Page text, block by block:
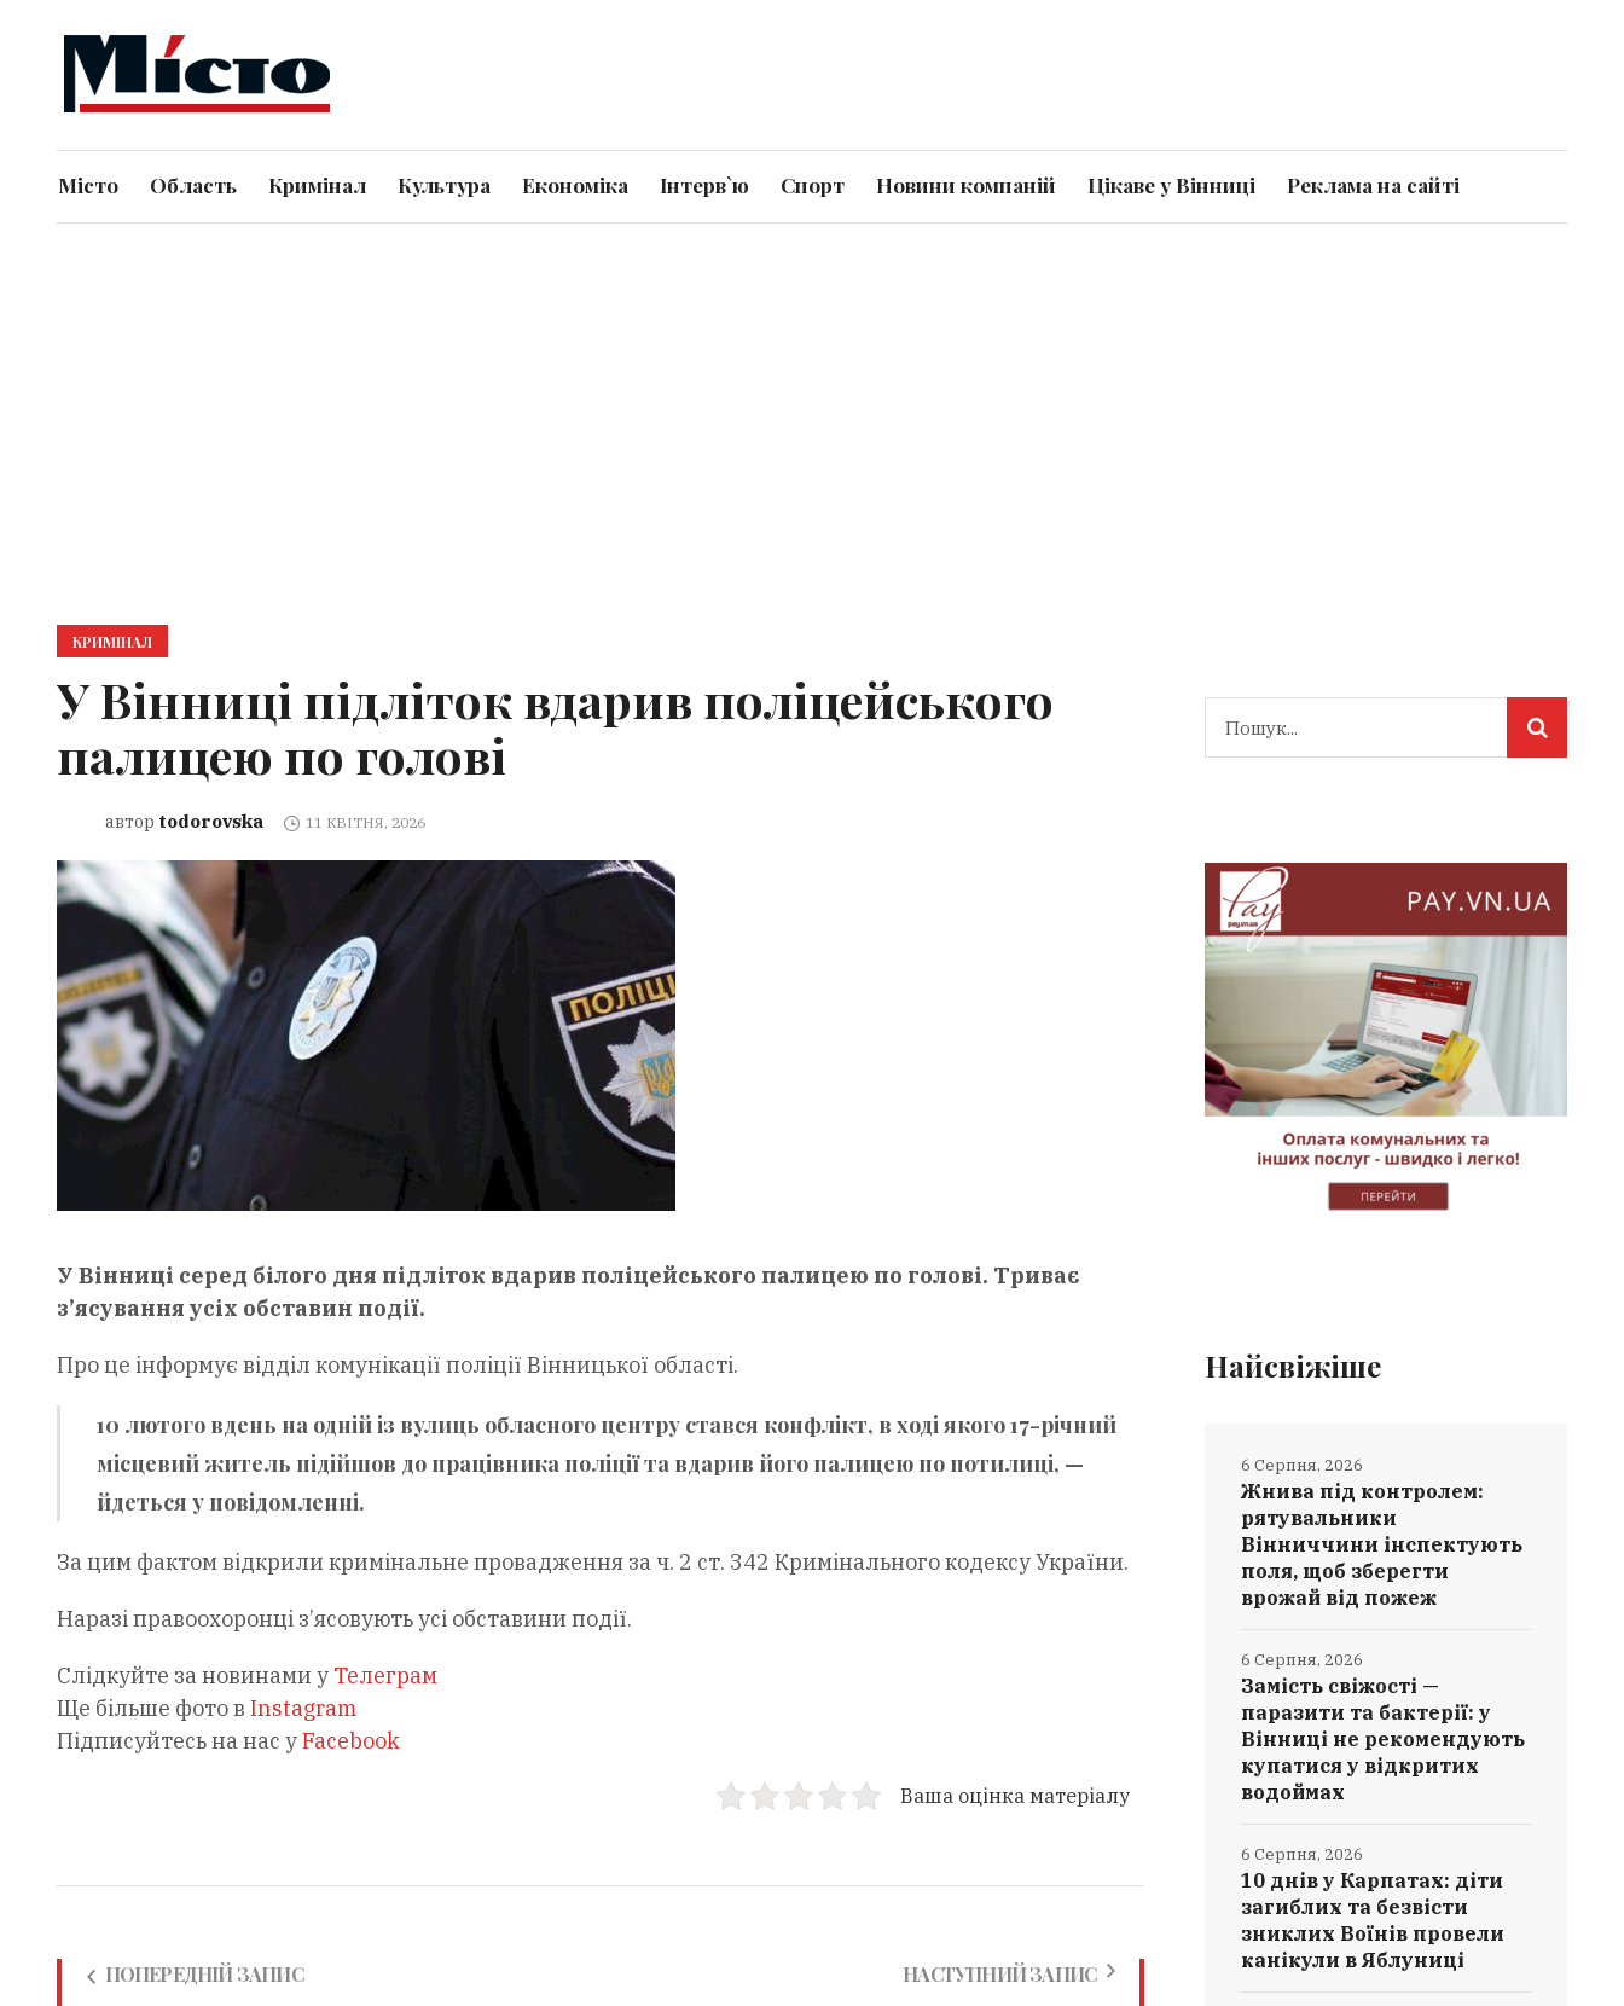
Місто Область Кримінал Культура Економіка Інтерв`ю Спорт Новини компаній Цікаве у Вінниці Реклама на сайті
КРИМІНАЛ
У Вінниці підліток вдарив поліцейського
палицею по голові
автор todorovska 11 КВІТНЯ, 2026
У Вінниці серед білого дня підліток вдарив поліцейського палицею по голові. Триває
з’ясування усіх обставин події.
Про це інформує відділ комунікації поліції Вінницької області.
10 лютого вдень на одній із вулиць обласного центру стався конфлікт, в ході якого 17-річний
місцевий житель підійшов до працівника поліції та вдарив його палицею по потилиці, —
йдеться у повідомленні.
За цим фактом відкрили кримінальне провадження за ч. 2 ст. 342 Кримінального кодексу України.
Наразі правоохоронці з’ясовують усі обставини події.
Слідкуйте за новинами у Телеграм
Ще більше фото в Instagram
Підписуйтесь на нас уFacebook
Ваша оцінка матеріалу
ПОПЕРЕДНІЙ ЗАПИС НАСТУПНИЙ ЗАПИС
Найсвіжіше
Жнива під контролем:
рятувальники
Вінниччини інспектують
поля, щоб зберегти
врожай від пожеж
6 Серпня, 2026
Замість свіжості —
паразити та бактерії: у
Вінниці не рекомендують
купатися у відкритих
водоймах
6 Серпня, 2026
10 днів у Карпатах: діти
загиблих та безвісти
зниклих Воїнів провели
канікули в Яблуниці
6 Серпня, 2026